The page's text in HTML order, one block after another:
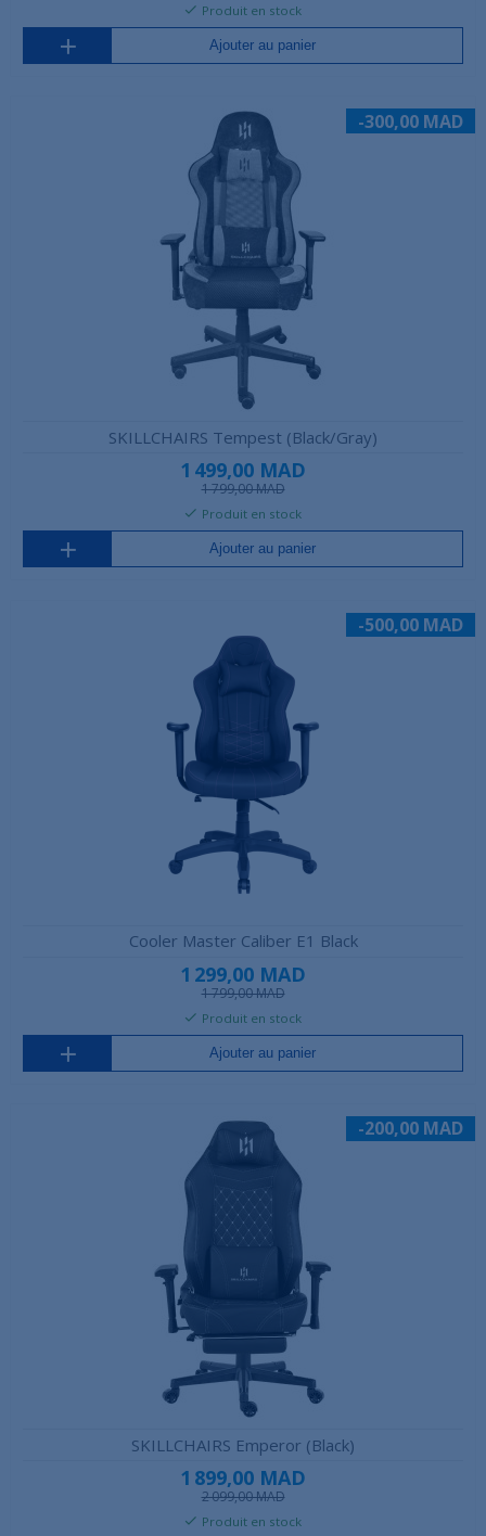
Produit en stock
Ajouter au panier
-300,00 MAD
SKILLCHAIRS Tempest (Black/Gray)
1 499,00 MAD
1 799,00 MAD
Produit en stock
Ajouter au panier
-500,00 MAD
Cooler Master Caliber E1 Black
1 299,00 MAD
1 799,00 MAD
Produit en stock
Ajouter au panier
-200,00 MAD
SKILLCHAIRS Emperor (Black)
1 899,00 MAD
2 099,00 MAD
Produit en stock